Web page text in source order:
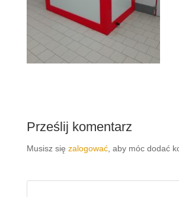
Prześlij komentarz
Musisz się zalogować, aby móc dodać
Szukaj: